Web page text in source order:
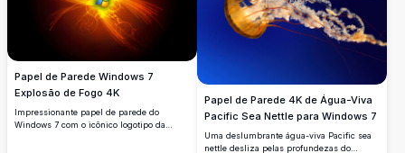
Papel de Parede Windows 7
Explosão de Fogo 4K
Impressionante papel de parede do
Windows 7 com o icônico logotipo da
Papel de Parede 4K de Água-Viva
Pacific Sea Nettle para Windows 7
Uma deslumbrante água-viva Pacific sea
nettle desliza pelas profundezas do